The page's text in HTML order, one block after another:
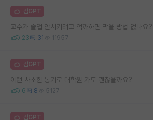
김GPT
교수가 졸업 안시키려고 억까하면 막을 방법 없나요?
23 31 11957
김GPT
이런 사소한 동기로 대학원 가도 괜찮을까요?
6 8 5127
김GPT